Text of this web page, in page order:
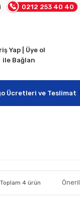
0212 253 40 40
Yap | Üye ol
ile Bağlan
Ücretleri ve Teslimat
Toplam 4 ürün